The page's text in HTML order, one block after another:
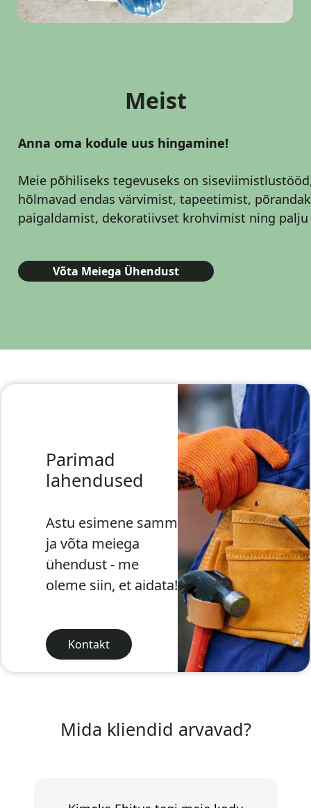
Meist
Anna oma kodule uus hingamine!
Meie põhiliseks tegevuseks on
hõlmavad endas värvimist, tapeetimist,
paigaldamist, dekoratiivset krohvimist ning
Võta Meiega Ühendust
Parimad
lahendused
Astu esimene samm
ja võta meiega
ühendust - me
oleme siin, et aidata!
Kontakt
Mida kliendid arvavad?